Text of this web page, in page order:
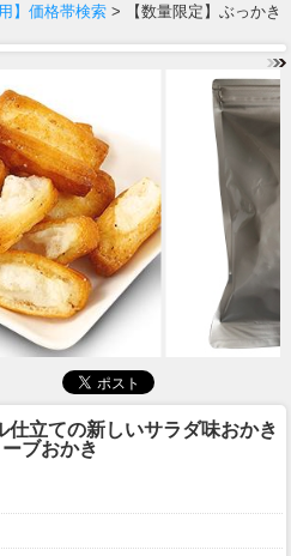
】価格帯検索 > 【数量限定】ぶっかき
仕立ての新しいサラダ味おかき
ブおかき